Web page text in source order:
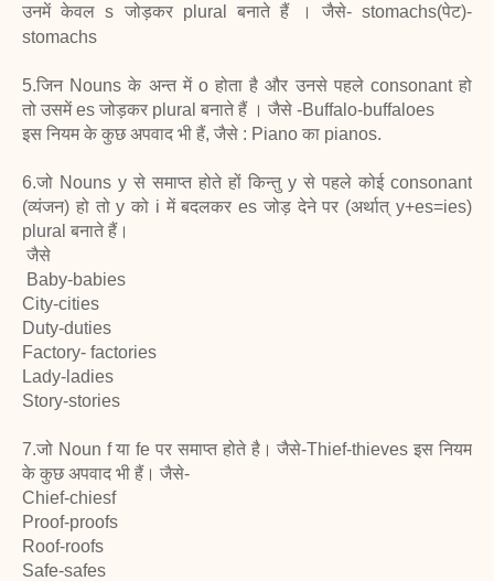
उनमें केवल s जोड़कर plural बनाते हैं । जैसे- stomachs(पेट)-
stomachs
5.जिन Nouns के अन्त में o होता है और उनसे पहले consonant हो
तो उसमें es जोड़कर plural बनाते हैं । जैसे -Buffalo-buffaloes
इस नियम के कुछ अपवाद भी हैं, जैसे : Piano का pianos.
6.जो Nouns y से समाप्त होते हों किन्तु y से पहले कोई consonant
(व्यंजन) हो तो y को i में बदलकर es जोड़ देने पर (अर्थात् y+es=ies)
plural बनाते हैं।
जैसे
Baby-babies
City-cities
Duty-duties
Factory- factories
Lady-ladies
Story-stories
7.जो Noun f या fe पर समाप्त होते है। जैसे-Thief-thieves इस नियम
के कुछ अपवाद भी हैं। जैसे-
Chief-chiesf
Proof-proofs
Roof-roofs
Safe-safes